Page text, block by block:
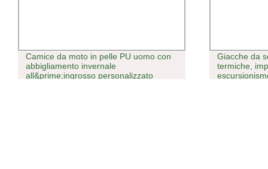
Camice da moto in pelle PU uomo con
abbigliamento invernale
all&prime;ingrosso personalizzato
Giacche da
termiche,